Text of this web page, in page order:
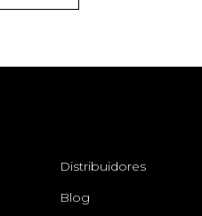
Distribuidores
Blog